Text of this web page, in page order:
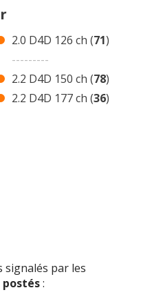
Essence
Essence
ch Diesel
Diesel
2.0 D4D 126 ch (71)
---------
2.2 D4D 150 ch (78)
2.2 D4D 177 ch (36)
signalés par les
postés: